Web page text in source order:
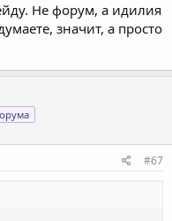
Не форум, а идилия
значит, а просто
#67